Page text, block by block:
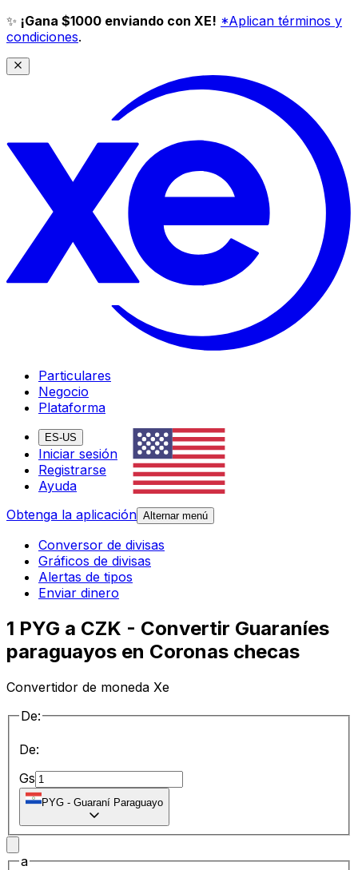
✨ ¡Gana $1000 enviando con XE! *Aplican términos y
condiciones.
Particulares
Negocio
Plataforma
ES-US
Iniciar sesión
Registrarse
Ayuda
Obtenga la aplicación Alternar menú
Conversor de divisas
Gráficos de divisas
Alertas de tipos
Enviar dinero
1 PYG a CZK - Convertir Guaraníes
paraguayos en Coronas checas
Convertidor de moneda Xe
De:
De:
Gs
PYG - Guaraní Paraguayo
a